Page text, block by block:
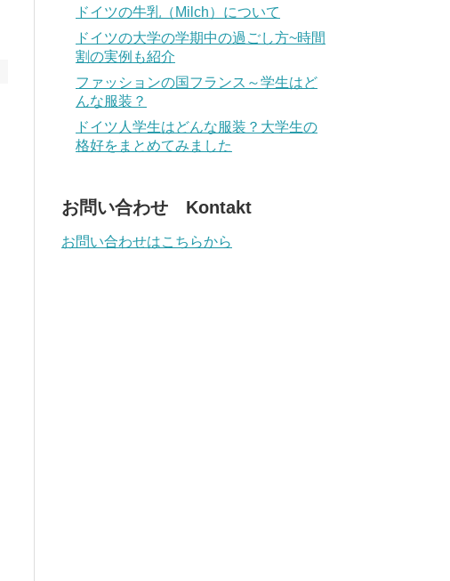
ドイツの牛乳（Milch）について
ドイツの大学の学期中の過ごし方~時間
割の実例も紹介
ファッションの国フランス～学生はど
んな服装？
ドイツ人学生はどんな服装？大学生の
格好をまとめてみました
お問い合わせ Kontakt
お問い合わせはこちらから